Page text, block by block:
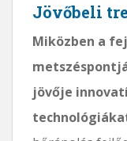
Jövőbeli
Miközben a
jövője